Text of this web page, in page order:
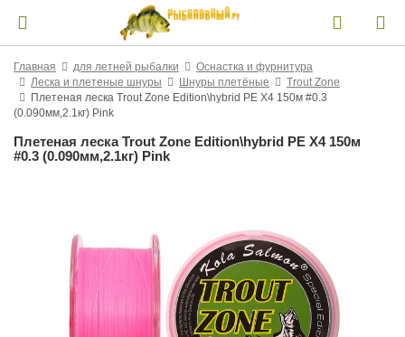
Главная для летней рыбалки
Оснастка и фурнитура
Леска и плетеные шнуры
Шнуры плетёные
Trout Zone
Плетеная леска Trout Zone Edition\hybrid PE X4 150м #0.3
(0.090мм,2.1кг) Pink
Плетеная леска Trout Zone Edition\hybrid PE X4 150м
#0.3 (0.090мм,2.1кг) Pink